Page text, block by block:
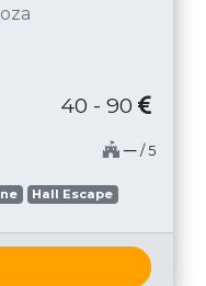
40 - 90
─ / 5
Hall Escape